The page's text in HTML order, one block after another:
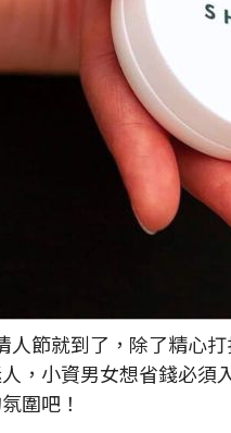
人節就到了，除了精心
，小資男女想省錢必須
圍吧！